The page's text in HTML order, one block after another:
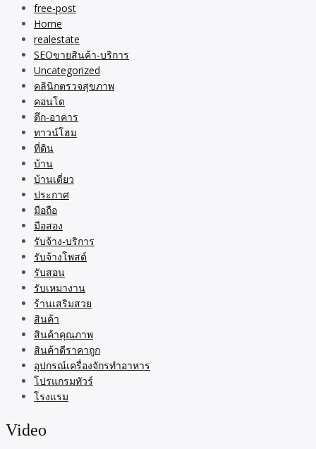
free-post
Home
realestate
SEOขายสินค้า-บริการ
Uncategorized
คลินิกตรวจสุขภาพ
คอนโด
ตึก-อาคาร
ทาวน์โฮม
ที่ดิน
บ้าน
บ้านเดี่ยว
ประกาศ
มือถือ
มือสอง
รับจ้าง-บริการ
รับจ้างโพสต์
รับสอน
รับเหมางาน
ร้านเสริมสวย
สินค้า
สินค้าคุณภาพ
สินค้าดีราคาถูก
อุปกรณ์เครื่องจักรทำอาหาร
โปรแกรมทัวร์
โรงแรม
Video